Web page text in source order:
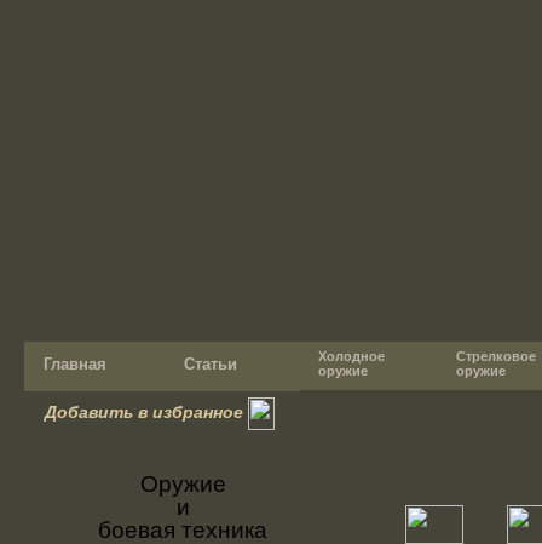
Главная Статьи
Холодное
оружие
Стрелковое
оружие
Добавить в избранное
Оружие
и
боевая техника